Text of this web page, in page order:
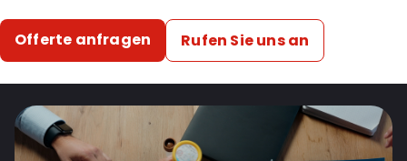
Offerte anfragen Rufen Sie uns an